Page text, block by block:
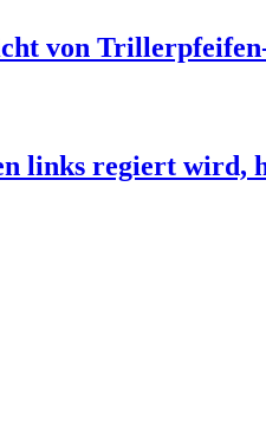
von
links regiert wird,